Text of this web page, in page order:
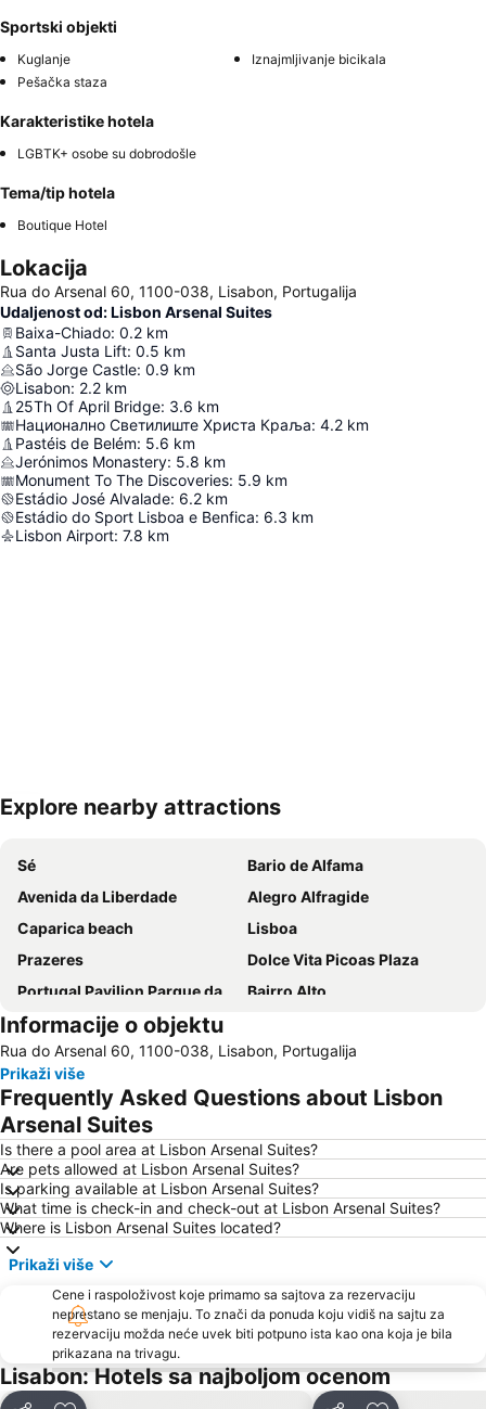
Sportski objekti
Kuglanje
Iznajmljivanje bicikala
Pešačka staza
Karakteristike hotela
LGBTK+ osobe su dobrodošle
Tema/tip hotela
Boutique Hotel
Lokacija
Rua do Arsenal 60, 1100-038, Lisabon, Portugalija
Udaljenost od: Lisbon Arsenal Suites
Baixa-Chiado: 0.2 km
Santa Justa Lift: 0.5 km
São Jorge Castle: 0.9 km
Lisabon: 2.2 km
25Th Of April Bridge: 3.6 km
Национално Светилиште Христа Краља: 4.2 km
Pastéis de Belém: 5.6 km
Jerónimos Monastery: 5.8 km
Monument To The Discoveries: 5.9 km
Estádio José Alvalade: 6.2 km
Estádio do Sport Lisboa e Benfica: 6.3 km
Lisbon Airport: 7.8 km
Explore nearby attractions
Sé
Bario de Alfama
Avenida da Liberdade
Alegro Alfragide
Caparica beach
Lisboa
Prazeres
Dolce Vita Picoas Plaza
Portugal Pavilion Parque das Naçoes
Bairro Alto
Instituto Superior Técnico
Downtown Lisbon
Belém
Humberto Delgado Airport
Benfica
Praia de Carcavelos
Informacije o objektu
Rua do Arsenal 60, 1100-038, Lisabon, Portugalija
Prikaži više
Frequently Asked Questions about Lisbon
Arsenal Suites
Is there a pool area at Lisbon Arsenal Suites?
Are pets allowed at Lisbon Arsenal Suites?
Is parking available at Lisbon Arsenal Suites?
What time is check-in and check-out at Lisbon Arsenal Suites?
Where is Lisbon Arsenal Suites located?
Prikaži više
Cene i raspoloživost koje primamo sa sajtova za rezervaciju
neprestano se menjaju. To znači da ponuda koju vidiš na sajtu za
rezervaciju možda neće uvek biti potpuno ista kao ona koja je bila
prikazana na trivagu.
Lisabon: Hotels sa najboljom ocenom